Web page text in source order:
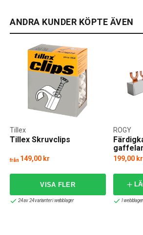
ANDRA KUNDER KÖPTE ÄVEN
Tillex Skruvclips
Tillex
från 149,00 kr
24 av 24 varianter i webblager
ROGY
199,00 kr
I